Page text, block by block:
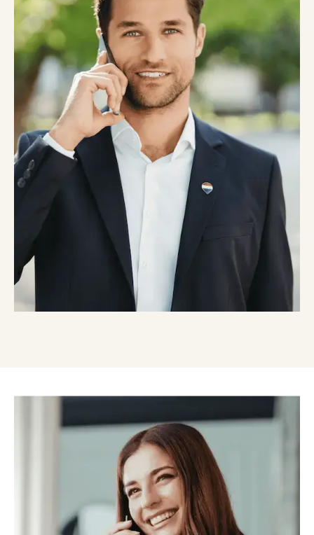
Scegli REMAX per la tua carriera
Da 30 anni diamo valore a chi ha grandi ambizioni. In
REMAX troverai formazione, possibilità di crescita senza
limiti territoriali, commissioni fino all'85% e la qualità
della vita sempre al centro. Il sistema REMAX, basato sulla
logica innovativa dello Studio Associato, si caratterizza
proprio per i più elevati trattamenti provvigionali del
settore riconosciuti ai propri Agenti. Il candidato ideale:
Le più alte provvigioni del settore
Percorso di formazione iniziale e di affiancamento
Affiancamento formativo per l’acquisizione del
patentino di agente immobiliare
Sistema integrato di collaborazione: un network
formato da oltre 4.000 professionisti dell'immobiliare
in tutta Italia
Tecnologia e strumenti di marketing esclusivi
DIVENTA AGENTE IMMOBILIARE
Vuoi sviluppare la tua
agenzia immobiliare ed
essere imprenditore di
successo nel real estate?
Scegli REMAX per la tua agenzia immobiliare